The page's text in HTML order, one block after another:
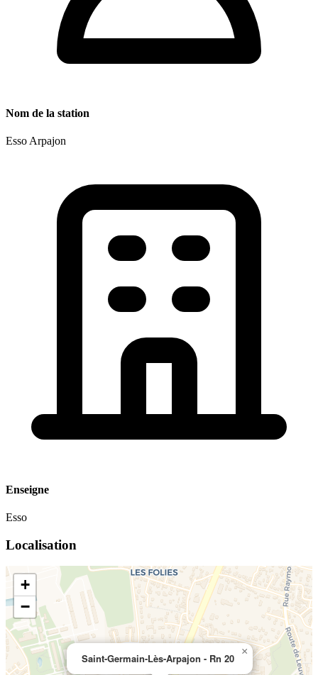
Nom de la station
Esso Arpajon
Enseigne
Esso
Localisation
Saint-Germain-Lès-Arpajon - Rn 20
×
+
−